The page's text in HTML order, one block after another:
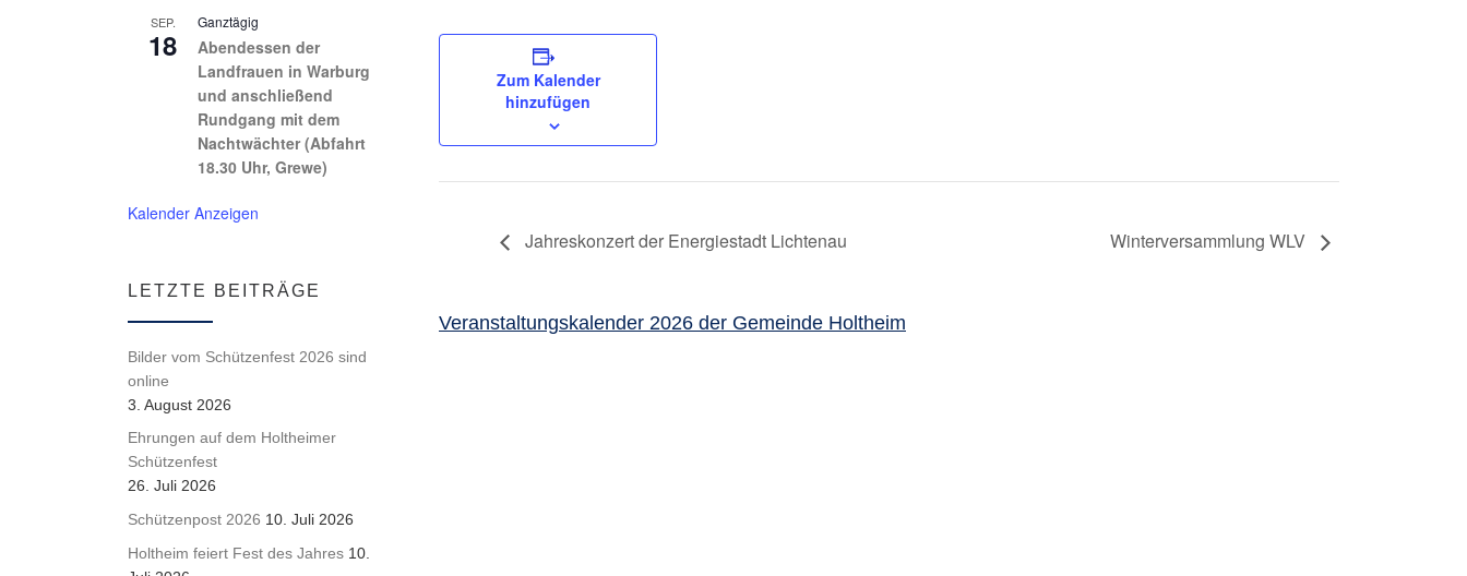
Zum Kalender
hinzufügen
Jahreskonzert der Energiestadt Lichtenau Winterversammlung WLV
Veranstaltungskalender 2026 der Gemeinde Holtheim
SEP.
18
Ganztägig
Abendessen der
Landfrauen in Warburg
und anschließend
Rundgang mit dem
Nachtwächter (Abfahrt
18.30 Uhr, Grewe)
Kalender Anzeigen
LETZTE BEITRÄGE
Bilder vom Schützenfest 2026 sind
online
3. August 2026
Ehrungen auf dem Holtheimer
Schützenfest
26. Juli 2026
Schützenpost 2026 10. Juli 2026
Holtheim feiert Fest des Jahres 10.